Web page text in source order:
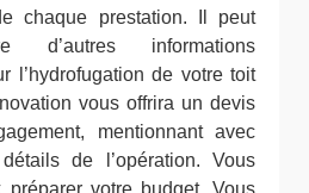
chaque prestation. Il peut
d’autres informations
l’hydrofugation de votre toit
vous offrira un devis
mentionnant avec
de l’opération. Vous
préparer votre budget. Vous